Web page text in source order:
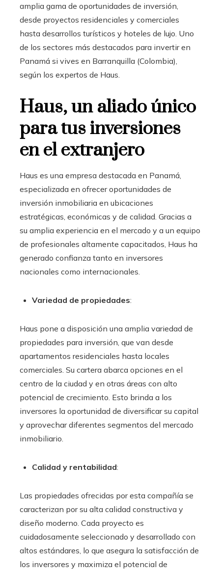
amplia gama de oportunidades de inversión,
desde proyectos residenciales y comerciales
hasta desarrollos turísticos y hoteles de lujo. Uno
de los sectores más destacados para invertir en
Panamá si vives en Barranquilla (Colombia),
según los expertos de Haus.
Haus, un aliado único
para tus inversiones
en el extranjero
Haus es una empresa destacada en Panamá,
especializada en ofrecer oportunidades de
inversión inmobiliaria en ubicaciones
estratégicas, económicas y de calidad. Gracias a
su amplia experiencia en el mercado y a un equipo
de profesionales altamente capacitados, Haus ha
generado confianza tanto en inversores
nacionales como internacionales.
Variedad de propiedades:
Haus pone a disposición una amplia variedad de
propiedades para inversión, que van desde
apartamentos residenciales hasta locales
comerciales. Su cartera abarca opciones en el
centro de la ciudad y en otras áreas con alto
potencial de crecimiento. Esto brinda a los
inversores la oportunidad de diversificar su capital
y aprovechar diferentes segmentos del mercado
inmobiliario.
Calidad y rentabilidad:
Las propiedades ofrecidas por esta compañía se
caracterizan por su alta calidad constructiva y
diseño moderno. Cada proyecto es
cuidadosamente seleccionado y desarrollado con
altos estándares, lo que asegura la satisfacción de
los inversores y maximiza el potencial de